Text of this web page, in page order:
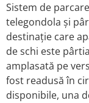
Sistem de
telegondola și
destinație care
de schi este
amplasată pe
fost readusă în
disponibile, una